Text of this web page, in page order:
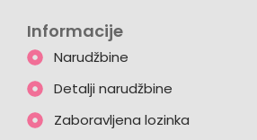
Informacije
Narudžbine
Detalji narudžbine
Zaboravljena lozinka